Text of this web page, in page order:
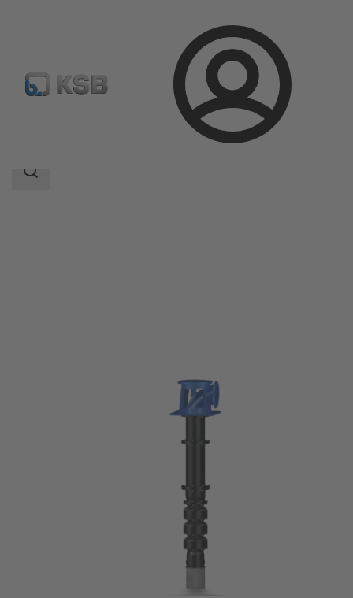
Conectare
B Pump
Domeniu